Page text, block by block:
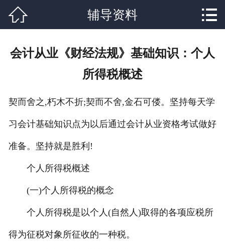
在线报名
 辅导资料 
会计从业《财经法规》基础知识：个人
所得税概述
契而舍之,朽木不折;契而不舍,金石可偻。坚持每天学
习会计基础知识点为以后通过会计从业资格考试做好
准备。坚持就是胜利!
个人所得税概述
(一)个人所得税的概念
个人所得税是以个人(自然人)取得的各项应税所
得为征税对象所征收的一种税。